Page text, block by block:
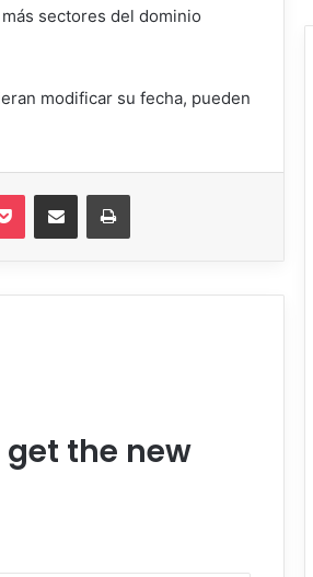
sectores del dominio
modificar su fecha, pueden
Pocket Compartir por correo electrónicoImprimir
the new